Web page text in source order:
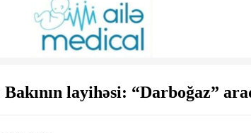
Bakının layihəsi: “Darboğaz”